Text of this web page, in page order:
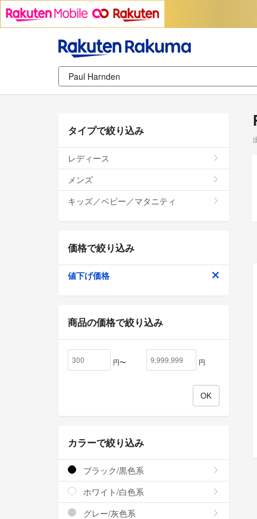
タイプで絞り込み
レディース
メンズ
キッズ／ベビー／マタニティ
価格で絞り込み
値下げ価格
商品の価格で絞り込み
円〜 円
カラーで絞り込み
ブラック/黒色系
ホワイト/白色系
グレー/灰色系